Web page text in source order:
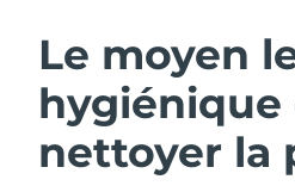
Le moyen
hygiénique
nettoyer la
Nettoyage du visage
Autriche
Bahreïn
Belgique